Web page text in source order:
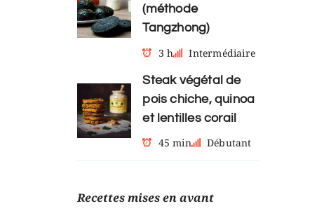
(méthode
Tangzhong)
3 h
Intermédiaire
Steak végétal de
pois chiche, quinoa
et lentilles corail
45 min
Débutant
Recettes mises en avant